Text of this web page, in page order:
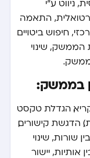
ניווט ע”י
התאמה
חיפוש ביטויים
הממשק, שינוי
בממשק:
לקריא, הגדלת טקסט
הדגשת קישורים,
שורות, שינוי
אותיות, יישור